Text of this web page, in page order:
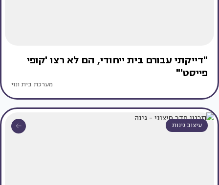
"דייקתי עבורם בית ייחודי, הם לא רצו 'קופי
פייסט'"
מערכת בית ונוי
עיצוב גינות